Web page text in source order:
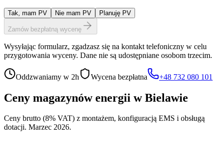
Tak, mam PV Nie mam PV Planuję PV
Zamów bezpłatną wycenę
Wysyłając formularz, zgadzasz się na kontakt telefoniczny w celu
przygotowania wyceny. Dane nie są udostępniane osobom trzecim.
Oddzwaniamy w 2h Wycena bezpłatna +48 732 080 101
Ceny magazynów energii w Bielawie
Ceny brutto (8% VAT) z montażem, konfiguracją EMS i obsługą
dotacji. Marzec 2026.